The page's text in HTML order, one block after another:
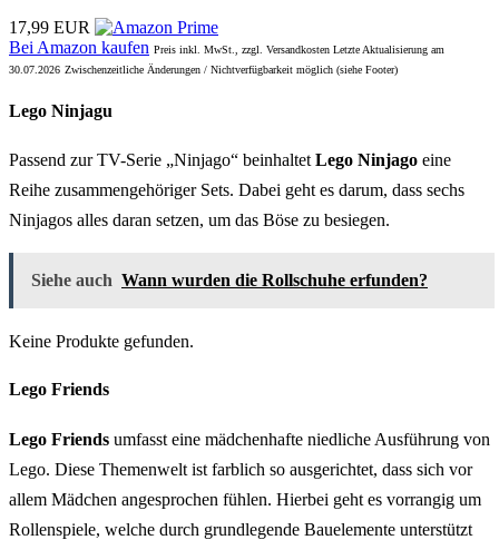
17,99 EUR
Bei Amazon kaufen Preis inkl. MwSt., zzgl. Versandkosten Letzte Aktualisierung am
30.07.2026 Zwischenzeitliche Änderungen / Nichtverfügbarkeit möglich (siehe Footer)
Lego Ninjagu
Passend zur TV-Serie „Ninjago“ beinhaltet Lego Ninjago eine
Reihe zusammengehöriger Sets. Dabei geht es darum, dass sechs
Ninjagos alles daran setzen, um das Böse zu besiegen.
Siehe auch Wann wurden die Rollschuhe erfunden?
Keine Produkte gefunden.
Lego Friends
Lego Friends umfasst eine mädchenhafte niedliche Ausführung von
Lego. Diese Themenwelt ist farblich so ausgerichtet, dass sich vor
allem Mädchen angesprochen fühlen. Hierbei geht es vorrangig um
Rollenspiele, welche durch grundlegende Bauelemente unterstützt